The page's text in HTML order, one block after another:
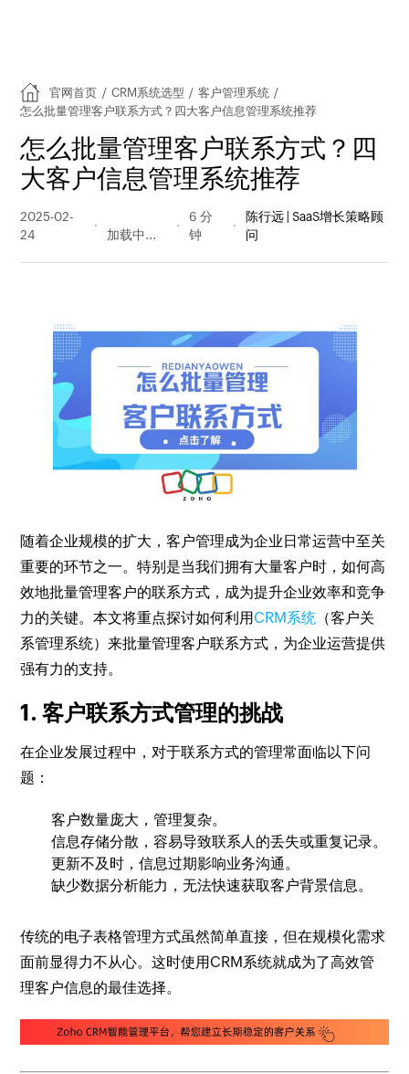
官网首页 / CRM系统选型 / 客户管理系统 /
怎么批量管理客户联系方式？四大客户信息管理系统推荐
怎么批量管理客户联系方式？四
大客户信息管理系统推荐
2025-02-
24
量
6 分
钟
陈行远 | SaaS增长策略顾
问
随着企业规模的扩大，客户管理成为企业日常运营中至关
重要的环节之一。特别是当我们拥有大量客户时，如何高
效地批量管理客户的联系方式，成为提升企业效率和竞争
力的关键。本文将重点探讨如何利用CRM系统 （客户关
系管理系统）来批量管理客户联系方式，为企业运营提供
强有力的支持。
1. 客户联系方式管理的挑战
在企业发展过程中，对于联系方式的管理常面临以下问
题：
客户数量庞大，管理复杂。
信息存储分散，容易导致联系人的丢失或重复记录。
更新不及时，信息过期影响业务沟通。
缺少数据分析能力，无法快速获取客户背景信息。
传统的电子表格管理方式虽然简单直接，但在规模化需求
面前显得力不从心。这时使用CRM系统就成为了高效管
理客户信息的最佳选择。